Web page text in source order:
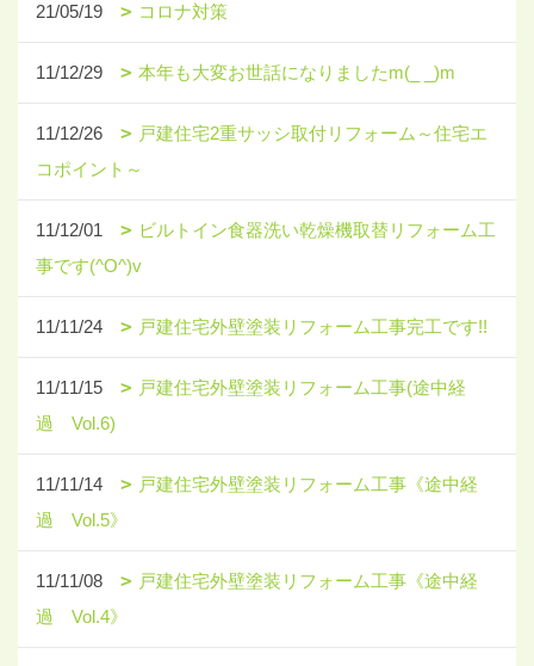
21/05/19 コロナ対策
11/12/29 本年も大変お世話になりましたm(_ _)m
11/12/26
戸建住宅2重サッシ取付リフォーム～住宅エ
コポイント～
11/12/01
ビルトイン食器洗い乾燥機取替リフォーム工
事です(^O^)v
11/11/24 戸建住宅外壁塗装リフォーム工事完工です!!
11/11/15
戸建住宅外壁塗装リフォーム工事(途中経
過 Vol.6)
11/11/14
戸建住宅外壁塗装リフォーム工事《途中経
過 Vol.5》
11/11/08
戸建住宅外壁塗装リフォーム工事《途中経
過 Vol.4》